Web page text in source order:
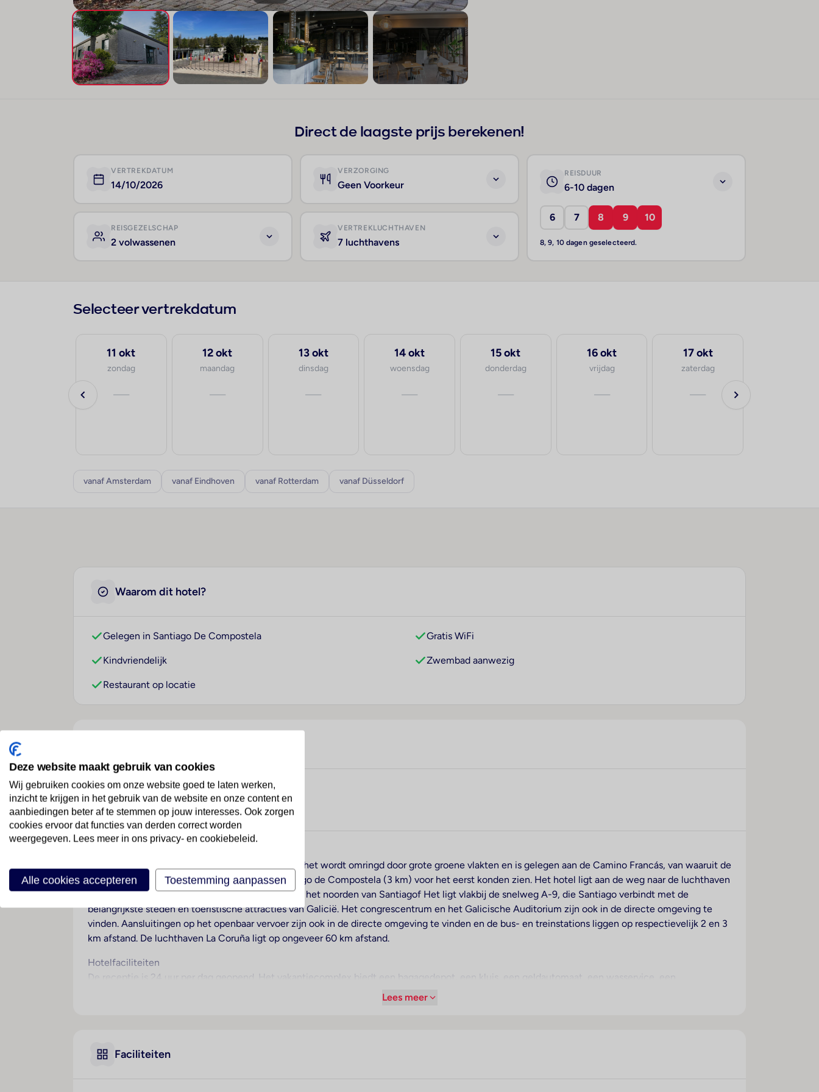
Direct de laagste prijs berekenen!
VERTREKDATUM
14/10/2026
VERZORGING
Geen Voorkeur
REISDUUR
6-10 dagen
6 7 8 9 10
8, 9, 10 dagen geselecteerd.
REISGEZELSCHAP
2 volwassenen
VERTREKLUCHTHAVEN
7 luchthavens
Selecteer vertrekdatum
11 okt
zondag
—
12 okt
maandag
—
13 okt
dinsdag
—
14 okt
woensdag
—
15 okt
donderdag
—
16 okt
vrijdag
—
17 okt
zaterdag
—
vanaf Amsterdam vanaf Eindhoven vanaf Rotterdam vanaf Düsseldorf
Waarom dit hotel?
Gelegen in Santiago De Compostela Gratis WiFi
Kindvriendelijk Zwembad aanwezig
Restaurant op locatie
Monte do Gozo
Spanje · Galicië· Santiago De Compostela
Monte do Gozo is een stad voor vakantiegangers, het wordt omringd door grote groene vlakten en is gelegen aan de Camino Francás, van waaruit de
pelgrims de poorten van de kathedraal van Santiago de Compostela (3 km) voor het eerst konden zien. Het hotel ligt aan de weg naar de luchthaven
Santiago de Compostela (6 km) in de richting van het noorden van Santiagof Het ligt vlakbij de snelweg A-9, die Santiago verbindt met de
belangrijkste steden en toeristische attracties van Galicië. Het congrescentrum en het Galicische Auditorium zijn ook in de directe omgeving te
vinden. Aansluitingen op het openbaar vervoer zijn ook in de directe omgeving te vinden en de bus- en treinstations liggen op respectievelijk 2 en 3
km afstand. De luchthaven La Coruña ligt op ongeveer 60 km afstand.
Hotelfaciliteiten
De receptie is 24 uur per dag geopend. Het vakantiecomplex biedt een bagagedepot, een kluis, een geldautomaat, een wasservice, een
conferentieruimte, een banketzaal en een rookmelder. In het verblijf is Wi-Fi verkrijgbaar. De tourdesk biedt ondersteuning bij het boeken van
Kamers
Lees meer
Faciliteiten
Deze website maakt gebruik van cookies
Wij gebruiken cookies om onze website goed te laten werken,
inzicht te krijgen in het gebruik van de website en onze content en
aanbiedingen beter af te stemmen op jouw interesses. Ook zorgen
cookies ervoor dat functies van derden correct worden
weergegeven. Lees meer in ons privacy- en cookiebeleid.
Alle cookies accepteren Toestemming aanpassen